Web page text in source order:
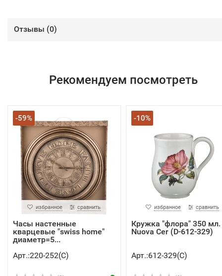
Отзывы (0)
Рекомендуем посмотреть
-59%
избранное сравнить
Часы настенные
кварцевые "swiss home"
диаметр=5...
Арт.:220-252(C)
-10%
избранное сравнить
Кружка "флора" 350 мл.
Nuova Cer (D-612-329)
Арт.:612-329(C)